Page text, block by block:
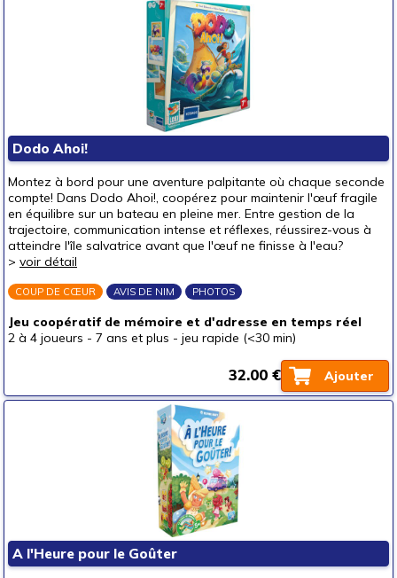
autour de 40 €
autour de 50 €
(1)
50 € et au-delà
Dodo Ahoi!
Montez à bord pour une aventure palpitante où chaque seconde
compte! Dans Dodo Ahoi!, coopérez pour maintenir l'œuf fragile
en équilibre sur un bateau en pleine mer. Entre gestion de la
trajectoire, communication intense et réflexes, réussirez-vous à
atteindre l'île salvatrice avant que l'œuf ne finisse à l'eau?
> voir détail
COUP DE CŒUR AVIS DE NIM PHOTOS
Jeu coopératif de mémoire et d'adresse en temps réel
2 à 4 joueurs - 7 ans et plus - jeu rapide (<30 min)
Ajouter
32.00 €
A l'Heure pour le Goûter